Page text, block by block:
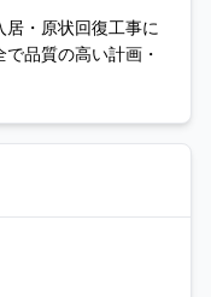
・原状回復工事に
品質の高い計画・